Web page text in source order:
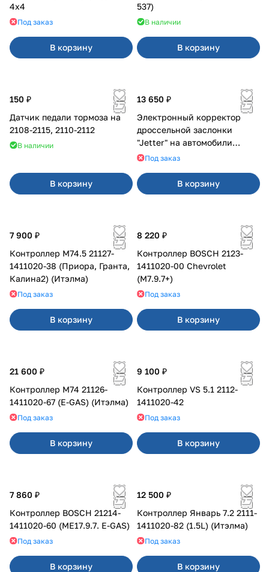
4x4
Под заказ
В корзину
537)
В наличии
В корзину
150 ₽
Датчик педали тормоза на
2108-2115, 2110-2112
В наличии
В корзину
13 650 ₽
Электронный корректор
дроссельной заслонки
"Jetter" на автомобили
марки Cadillac
Под заказ
В корзину
7 900 ₽
Контроллер М74.5 21127-
1411020-38 (Приора, Гранта,
Калина2) (Итэлма)
Под заказ
В корзину
8 220 ₽
Контроллер BOSCH 2123-
1411020-00 Chevrolet
(M7.9.7+)
Под заказ
В корзину
21 600 ₽
Контроллер М74 21126-
1411020-67 (E-GAS) (Итэлма)
Под заказ
В корзину
9 100 ₽
Контроллер VS 5.1 2112-
1411020-42
Под заказ
В корзину
7 860 ₽
Контроллер BOSCH 21214-
1411020-60 (ME17.9.7. E-GAS)
Под заказ
В корзину
12 500 ₽
Контроллер Январь 7.2 2111-
1411020-82 (1.5L) (Итэлма)
Под заказ
В корзину